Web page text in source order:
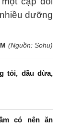
dưỡng
(Nguồn: Sohu)
tỏi, dầu dừa,
có nên ăn